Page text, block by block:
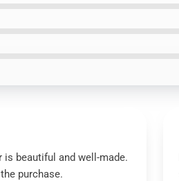
is beautiful and well-made.
purchase.